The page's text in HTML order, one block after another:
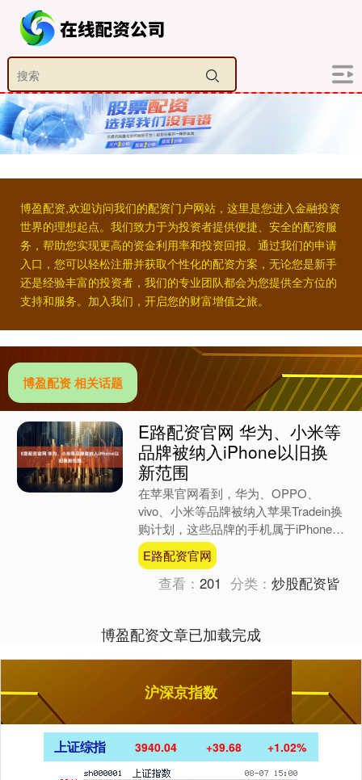
博盈配资,欢迎访问我们的配资门户网站，这里是您进入金融投资
世界的理想起点。我们致力于为投资者提供便捷、安全的配资服
务，帮助您实现更高的资金利用率和投资回报。通过我们的申请
入口，您可以轻松注册并获取个性化的配资方案，无论您是新手
还是经验丰富的投资者，我们的专业团队都会为您提供全方位的
支持和服务。加入我们，开启您的财富增值之旅。
博盈配资 相关话题
E路配资官网 华为、小米等
品牌被纳入iPhone以旧换
新范围
在苹果官网看到，华为、OPPO、
vivo、小米等品牌被纳入苹果Tradein换
购计划，这些品牌的手机属于iPhone的
以旧换新折扣范围。记者选择了几款华
为机型换....
E路配资官网
查看：201 分类：炒股配资皆
博盈配资文章已加载完成
沪深京指数
上证综指 3940.04 +39.68 +1.02%